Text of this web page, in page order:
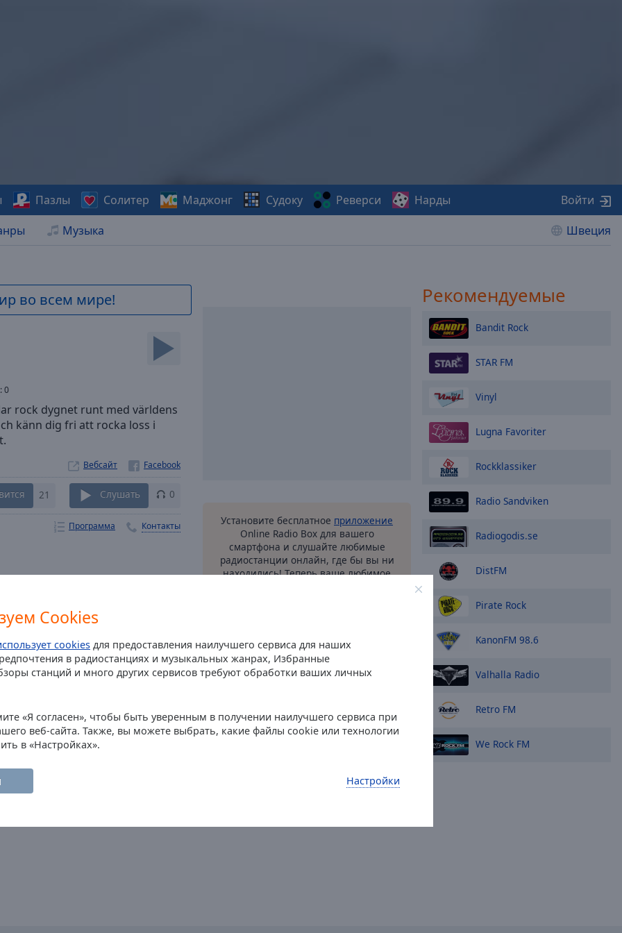
Cookies
cookies для предоставления наилучшего сервиса для наших
в радиостанциях и музыкальных жанрах, Избранные
станций и много других сервисов требуют обработки ваших личных
«Я согласен», чтобы быть уверенным в получении наилучшего сервиса при
веб-сайта. Также, вы можете выбрать, какие файлы cookie или технологии
в «Настройках».
Настройки
Музыка Швеция
Пазлы Солитер Маджонг Судоку Реверси Нарды Войти
во всем мире!
:0
rock dygnet runt med världens
känn dig fri att rocka loss i
Вебсайт
21 Слушать 0
Программа Контакты Установите бесплатное приложение
Online Radio Box для вашего
смартфона и слушайте любимые
радиостанции онлайн, где бы вы ни
находились! Теперь ваше любимое
другие варианты
Программа
Tidernas bästa rockklassiker!
Vi kallar det tidernas bästa
Рекомендуемые
Bandit Rock
STAR FM
Vinyl
Lugna Favoriter
Rockklassiker
Radio Sandviken
Radiogodis.se
DistFM
Pirate Rock
KanonFM 98.6
Valhalla Radio
Retro FM
We Rock FM